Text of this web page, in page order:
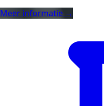
Meer informatie →